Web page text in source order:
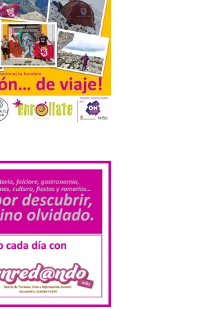
de los cielos
con menor
lumínica
un recurso
disfrutar de
durante todo
General de Turismo
diversas iniciativas
tres
divisar el
del 12 de
parque amplía su
y refuerza los
y la